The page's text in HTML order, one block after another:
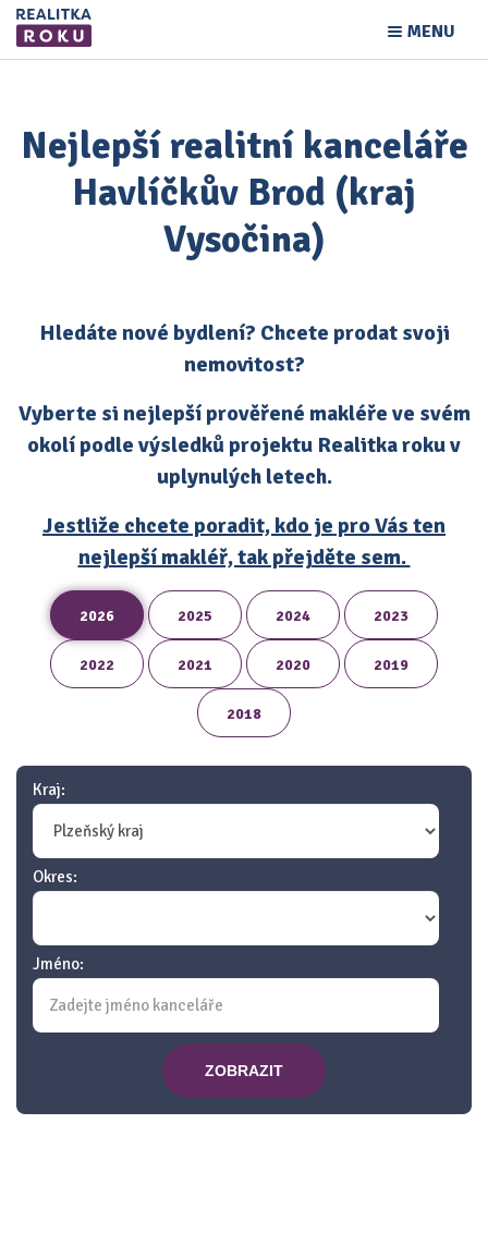
MENU
Nejlepší realitní kanceláře
Havlíčkův Brod (kraj
Vysočina)
Hledáte nové bydlení? Chcete prodat svoji
nemovitost?
Vyberte si nejlepší prověřené makléře ve svém
okolí podle výsledků projektu Realitka roku v
uplynulých letech.
Jestliže chcete poradit, kdo je pro Vás ten
nejlepší makléř, tak přejděte sem.
2026 2025 2024 2023
2022 2021 2020 2019
2018
Kraj:
Okres:
Jméno:
ZOBRAZIT